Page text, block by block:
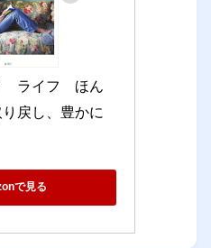
ライフ　ほん
戻し、豊かに
で見る